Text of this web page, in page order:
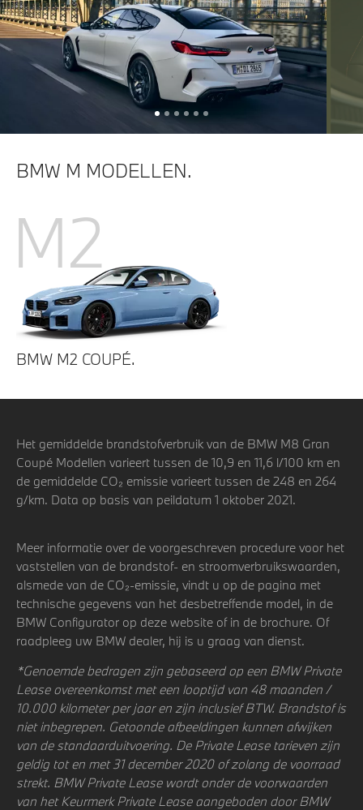
BMW M MODELLEN.
M2
BMW M2 COUPÉ.
Het gemiddelde brandstofverbruik van de BMW M8 Gran
Coupé Modellen varieert tussen de 10,9 en 11,6 l/100 km en
de gemiddelde CO₂ emissie varieert tussen de 248 en 264
g/km. Data op basis van peildatum 1 oktober 2021.
Meer informatie over de voorgeschreven procedure voor het
vaststellen van de brandstof- en stroomverbruikswaarden,
alsmede van de CO₂-emissie, vindt u op de pagina met
technische gegevens van het desbetreffende model, in de
BMW Configurator op deze website of in de brochure. Of
raadpleeg uw BMW dealer, hij is u graag van dienst.
*Genoemde bedragen zijn gebaseerd op een BMW Private
Lease overeenkomst met een looptijd van 48 maanden /
10.000 kilometer per jaar en zijn inclusief BTW. Brandstof is
niet inbegrepen. Getoonde afbeeldingen kunnen afwijken
van de standaarduitvoering. De Private Lease tarieven zijn
geldig tot en met 31 december 2020 of zolang de voorraad
strekt. BMW Private Lease wordt onder de voorwaarden
van het Keurmerk Private Lease aangeboden door BMW